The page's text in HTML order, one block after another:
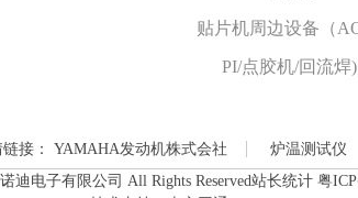
贴片机周边设备（
PI/点胶机/回流焊)
接： YAMAHA发动机株式会社
炉温测试仪
迪电子有限公司 All Rights Reserved站长统计 粤